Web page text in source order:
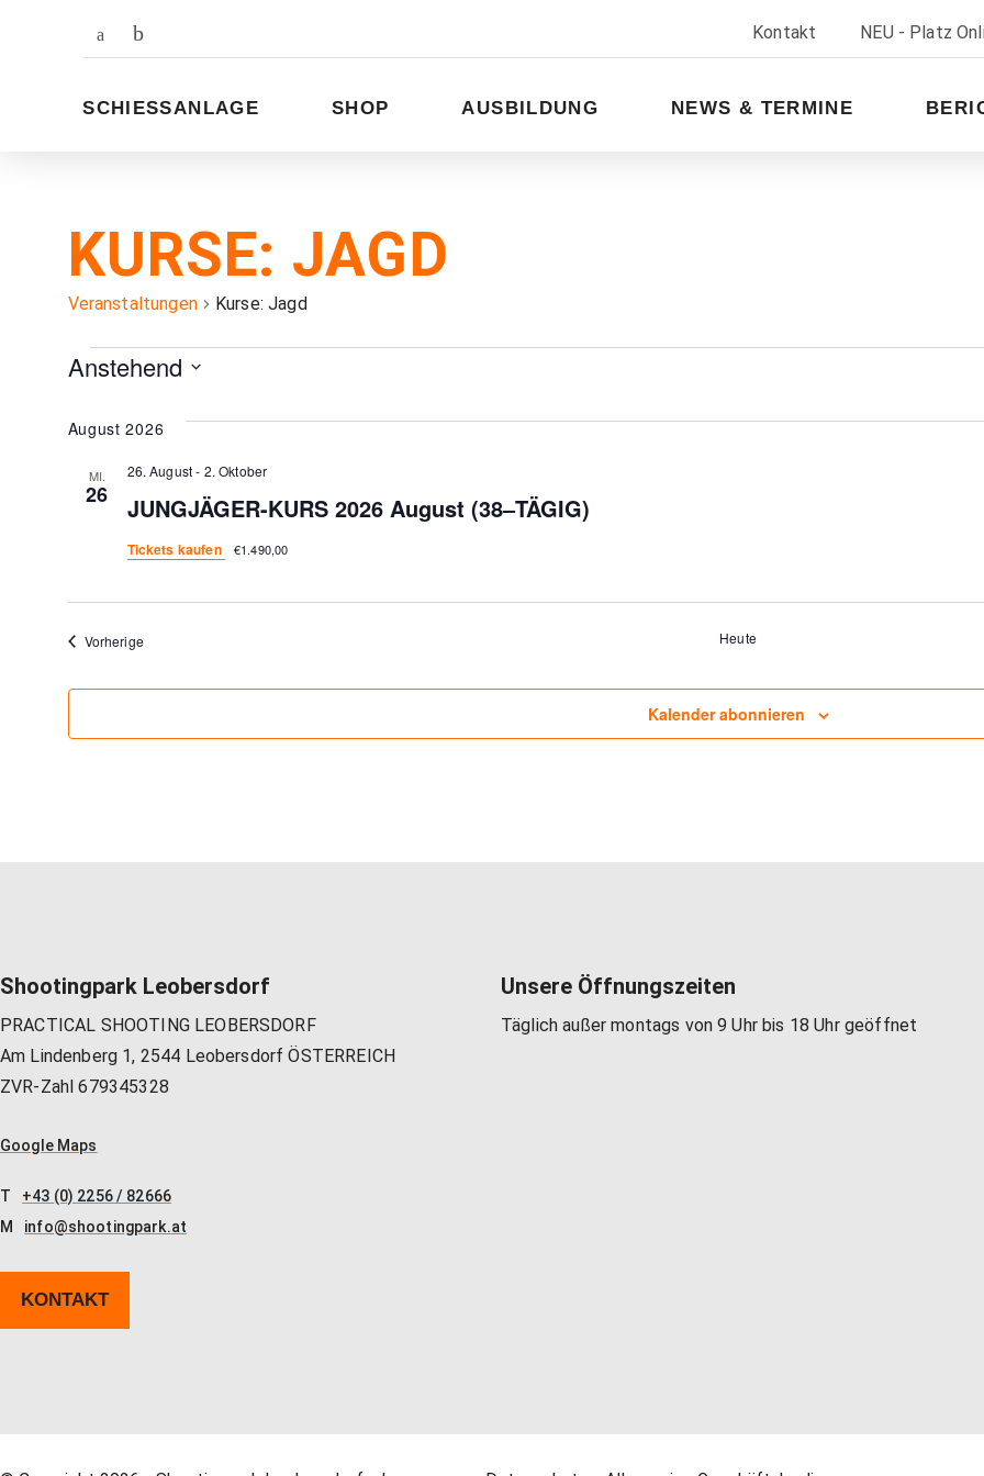
Kontakt NEU - Platz
SCHIESSANLAGE SHOP AUSBILDUNG NEWS & TERMINE
KURSE: JAGD
Veranstaltungen Kurse: Jagd
VERANSTALTUNGEN
Anstehend
wählen.
August 2026
MI.
26 JUNGJÄGER-KURS 2026 August (38–TÄGIG)
26. August- 2. Oktober
Tickets kaufen €1.490,00
VorherigeVeranstaltungen Heute
Kalender abonnieren
Shootingpark Leobersdorf
PRACTICAL SHOOTING LEOBERSDORF
Am Lindenberg 1, 2544 Leobersdorf ÖSTERREICH
ZVR-Zahl 679345328
Google Maps
T
+43 (0) 2256 / 82666
M
info@shootingpark.at
KONTAKT
Unsere Öffnungszeiten
Täglich außer montags von 9 Uhr bis 18 Uhr geöffnet